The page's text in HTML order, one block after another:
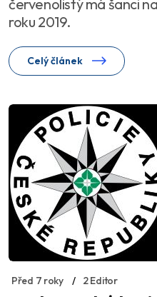
červenolistý má šanci
roku 2019.
Celý článek
Před 7 roky 2 Editor